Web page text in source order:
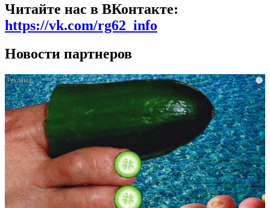
Читайте нас в ВКонтакте:
https://vk.com/rg62_info
Новости партнеров
i